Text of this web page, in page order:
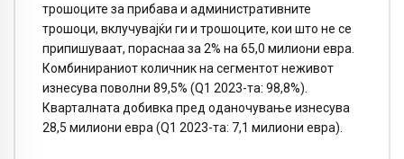
трошоците за прибава и административните
трошоци, вклучувајќи ги и трошоците, кои што не се
припишуваат, пораснаа за 2% на 65,0 милиони евра.
Комбинираниот количник на сегментот неживот
изнесува поволни 89,5% (Q1 2023-та: 98,8%).
Кварталната добивка пред оданочување изнесува
28,5 милиони евра (Q1 2023-та: 7,1 милиони евра).